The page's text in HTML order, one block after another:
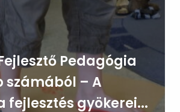
Pedagógia
számából – A
fejlesztés gyökerei...